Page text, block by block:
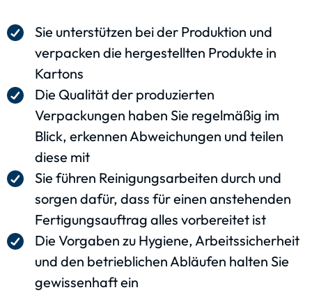
Sie unterstützen bei der Produktion und
verpacken die hergestellten Produkte in
Kartons
Die Qualität der produzierten
Verpackungen haben Sie regelmäßig im
Blick, erkennen Abweichungen und teilen
diese mit
Sie führen Reinigungsarbeiten durch und
sorgen dafür, dass für einen anstehenden
Fertigungsauftrag alles vorbereitet ist
Die Vorgaben zu Hygiene, Arbeitssicherheit
und den betrieblichen Abläufen halten Sie
gewissenhaft ein